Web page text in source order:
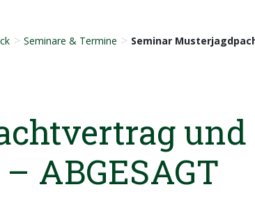
> Seminare & Termine > Seminar
und
ABGESAGT